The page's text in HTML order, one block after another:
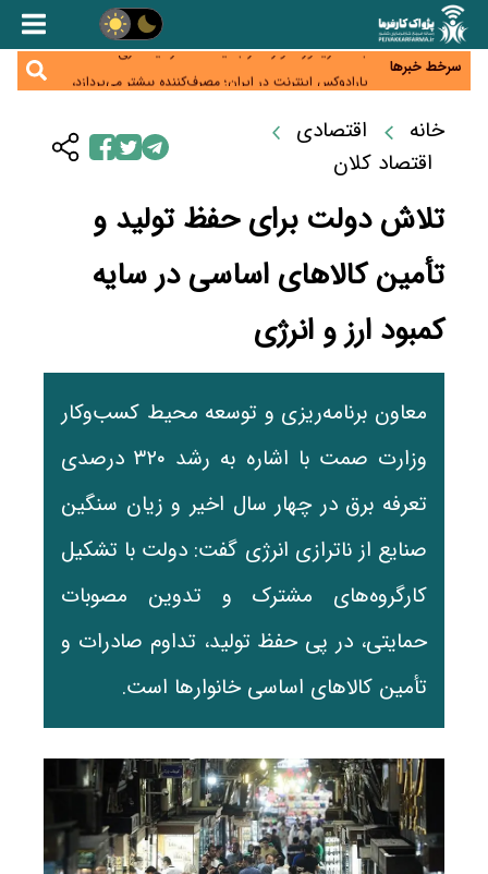
سرخط خبرها
زائران اربعین نگران ارز باقی‌مانده نباشند؛ خرید دینار در
جنگ کریدورها وارد فاز جدید شد؛ سرمایه‌گذاری ۳۴۵
میلیارد دلاری اوراسیا تا ۲۰۳۵
پارادوکس اینترنت در ایران؛ مصرف‌کننده بیشتر می‌پردازد،
شبکه کمتر توسعه می‌یابد
جدید سیاست‌های مالیاتی در حمایت از تولید
معمای تأمین ۸۰ همت معوقات بازنشستگان؛ بانک رفاه
وارد میدان شد
خانه
اقتصادی
اقتصاد کلان
تلاش دولت برای حفظ تولید و
تأمین کالاهای اساسی در سایه
کمبود ارز و انرژی
معاون برنامه‌ریزی و توسعه محیط کسب‌وکار
وزارت صمت با اشاره به رشد ۳۲۰ درصدی
تعرفه برق در چهار سال اخیر و زیان سنگین
صنایع از ناترازی انرژی گفت: دولت با تشکیل
کارگروه‌های مشترک و تدوین مصوبات
حمایتی، در پی حفظ تولید، تداوم صادرات و
تأمین کالاهای اساسی خانوارها است.